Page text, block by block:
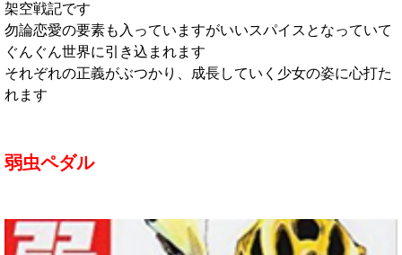
架空戦記です
勿論恋愛の要素も入っていますがいいスパイスとなっていて
ぐんぐん世界に引き込まれます
それぞれの正義がぶつかり、成長していく少女の姿に心打た
れます
弱虫ペダル